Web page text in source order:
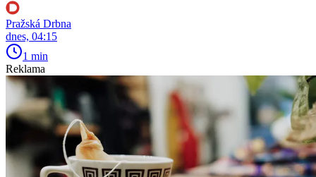
Pražská Drbna
dnes, 04:15
1 min
Reklama